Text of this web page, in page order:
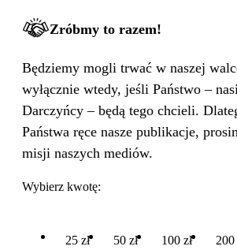
Zróbmy to razem!
Będziemy mogli trwać w naszej
wyłącznie wtedy, jeśli Państwo –
Darczyńcy – będą tego chcieli.
Państwa ręce nasze publikacje,
misji naszych mediów.
Wybierz kwotę:
25 zł 50 zł 100 zł 200